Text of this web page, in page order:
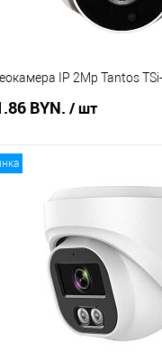
IP 2Mp Tantos
BYN. / шт
Купить в 1 клик